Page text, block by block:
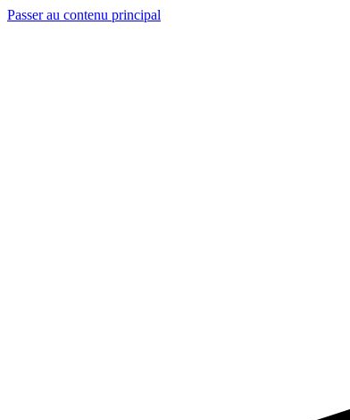
Passer au contenu principal